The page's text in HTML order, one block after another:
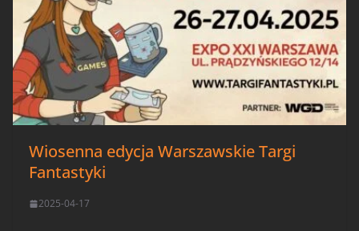
Wiosenna edycja Warszawskie Targi
Fantastyki
2025-04-17